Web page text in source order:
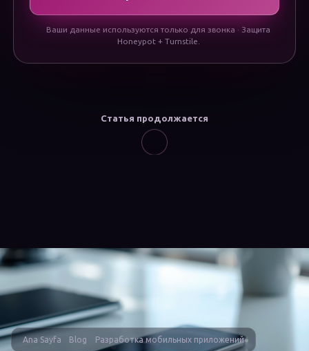
Ваши данные используются только для звонка · Защита
Honeypot + Turnstile.
Статья продолжается
Ana Sayfa Blog Разработка мобильных приложений